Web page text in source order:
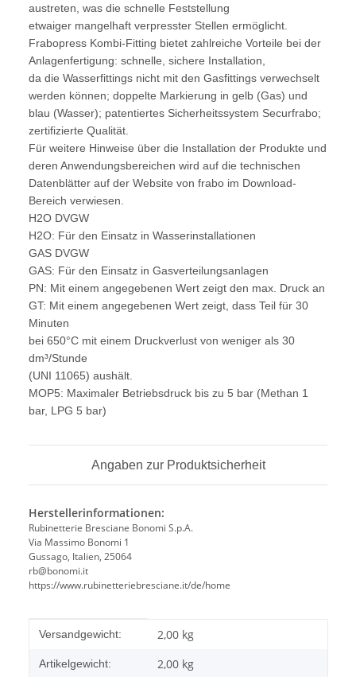
austreten, was die schnelle Feststellung
etwaiger mangelhaft verpresster Stellen ermöglicht.
Frabopress Kombi-Fitting bietet zahlreiche Vorteile bei der
Anlagenfertigung: schnelle, sichere Installation,
da die Wasserfittings nicht mit den Gasfittings verwechselt
werden können; doppelte Markierung in gelb (Gas) und
blau (Wasser); patentiertes Sicherheitssystem Securfrabo;
zertifizierte Qualität.
Für weitere Hinweise über die Installation der Produkte und
deren Anwendungsbereichen wird auf die technischen
Datenblätter auf der Website von frabo im Download-
Bereich verwiesen.
H2O DVGW
H2O: Für den Einsatz in Wasserinstallationen
GAS DVGW
GAS: Für den Einsatz in Gasverteilungsanlagen
PN: Mit einem angegebenen Wert zeigt den max. Druck an
GT: Mit einem angegebenen Wert zeigt, dass Teil für 30
Minuten
bei 650°C mit einem Druckverlust von weniger als 30
dm³/Stunde
(UNI 11065) aushält.
MOP5: Maximaler Betriebsdruck bis zu 5 bar (Methan 1
bar, LPG 5 bar)
Angaben zur Produktsicherheit
Herstellerinformationen:
Rubinetterie Bresciane Bonomi S.p.A.
Via Massimo Bonomi 1
Gussago, Italien, 25064
rb@bonomi.it
https://www.rubinetteriebresciane.it/de/home
Produkteigenschaft
Wert
Versandgewicht: 2,00 kg
Artikelgewicht: 2,00 kg